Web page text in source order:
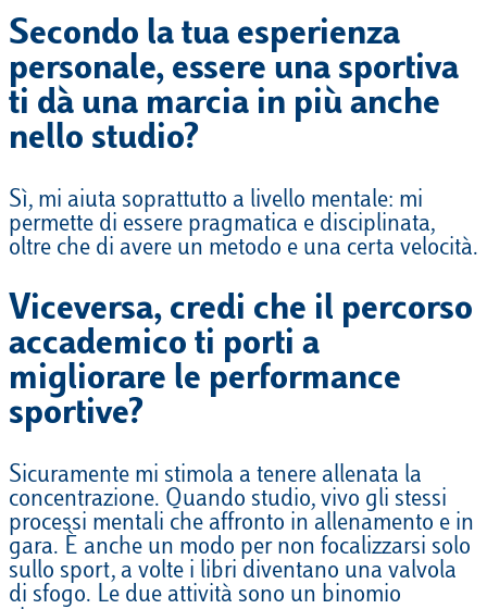
Secondo la tua esperienza
personale, essere una sportiva
ti dà una marcia in più anche
nello studio?
Sì, mi aiuta soprattutto a livello mentale: mi
permette di essere pragmatica e disciplinata,
oltre che di avere un metodo e una certa velocità.
Viceversa, credi che il percorso
accademico ti porti a
migliorare le performance
sportive?
Sicuramente mi stimola a tenere allenata la
concentrazione. Quando studio, vivo gli stessi
processi mentali che affronto in allenamento e in
gara. È anche un modo per non focalizzarsi solo
sullo sport, a volte i libri diventano una valvola
di sfogo. Le due attività sono un binomio